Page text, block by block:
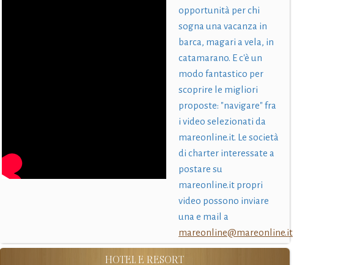
opportunità per chi
sogna una vacanza in
barca, magari a vela, in
catamarano. E c'è un
modo fantastico per
scoprire le migliori
proposte: "navigare" fra
i video selezionati da
mareonline.it. Le società
di charter interessate a
postare su
mareonline.it propri
video possono inviare
una e mail a
mareonline@mareonline.it
HOTEL E RESORT